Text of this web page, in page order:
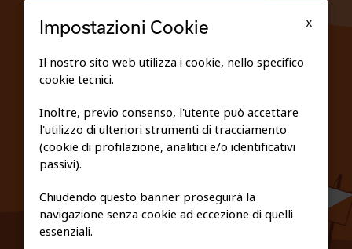
PRIVACY E COOKIE POLICY
X
Impostazioni Cookie
Il nostro sito web utilizza i cookie, nello specifico
cookie tecnici.
Inoltre, previo consenso, l'utente può accettare
l'utilizzo di ulteriori strumenti di tracciamento
(cookie di profilazione, analitici e/o identificativi
passivi).
Chiudendo questo banner proseguirà la
navigazione senza cookie ad eccezione di quelli
essenziali.